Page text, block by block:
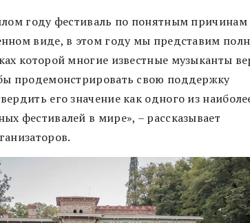
году фестиваль по понятным причинам
виде, в этом году мы представим
которой многие известные музыканты
продемонстрировать свою поддержку
его значение как одного из
фестивалей в мире», – рассказывает